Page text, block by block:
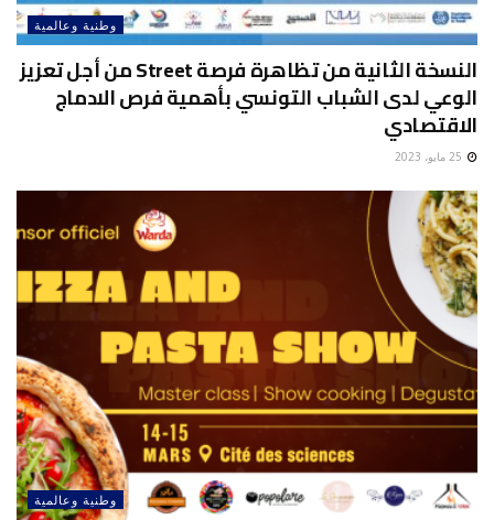
وطنية وعالمية
النسخة الثانية من تظاهرة فرصة Street من أجل تعزيز
الوعي لدى الشباب التونسي بأهمية فرص الادماج
الاقتصادي
25 مايو، 2023
وطنية وعالمية